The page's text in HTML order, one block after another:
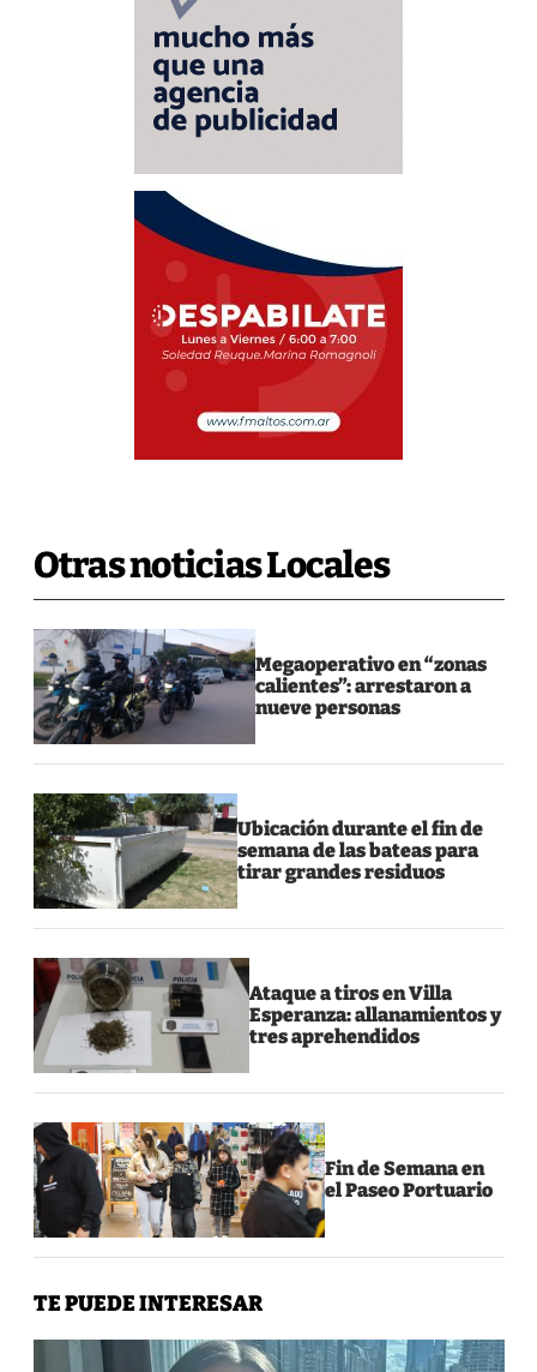
Otras noticias Locales
Megaoperativo en “zonas
calientes”: arrestaron a
nueve personas
Ubicación durante el fin de
semana de las bateas para
tirar grandes residuos
Ataque a tiros en Villa
Esperanza: allanamientos y
tres aprehendidos
Fin de Semana en
el Paseo Portuario
TE PUEDE INTERESAR